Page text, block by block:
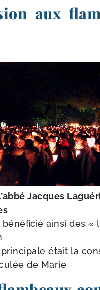
aux
Jacques
ain­si des «
était la
de Marie